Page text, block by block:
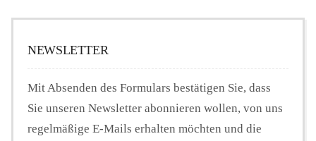
NEWSLETTER
Mit Absenden des Formulars bestätigen Sie, dass
Sie unseren Newsletter abonnieren wollen, von uns
regelmäßige E-Mails erhalten möchten und die